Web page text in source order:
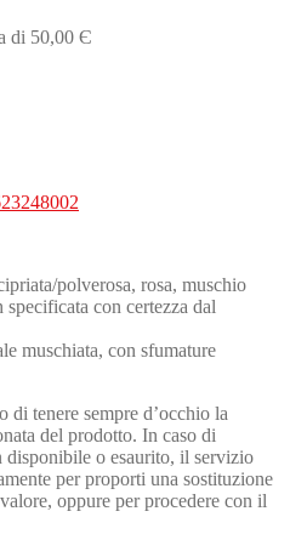
di 50,00 Є
polverosa, rosa, muschio
con certezza dal
muschiata, con sfumature
tenere sempre d’occhio la
del prodotto. In caso di
disponibile o esaurito, il servizio
per proporti una sostituzione
oppure per procedere con il